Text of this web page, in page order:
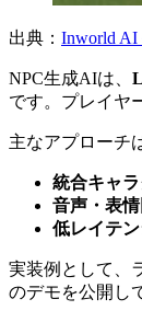
出典： Inworld AI
NPC生成AIは、
です。プレイヤ
主なアプローチ
統合キャ
音声・表
低レイテ
実装例として、
のデモを公開し